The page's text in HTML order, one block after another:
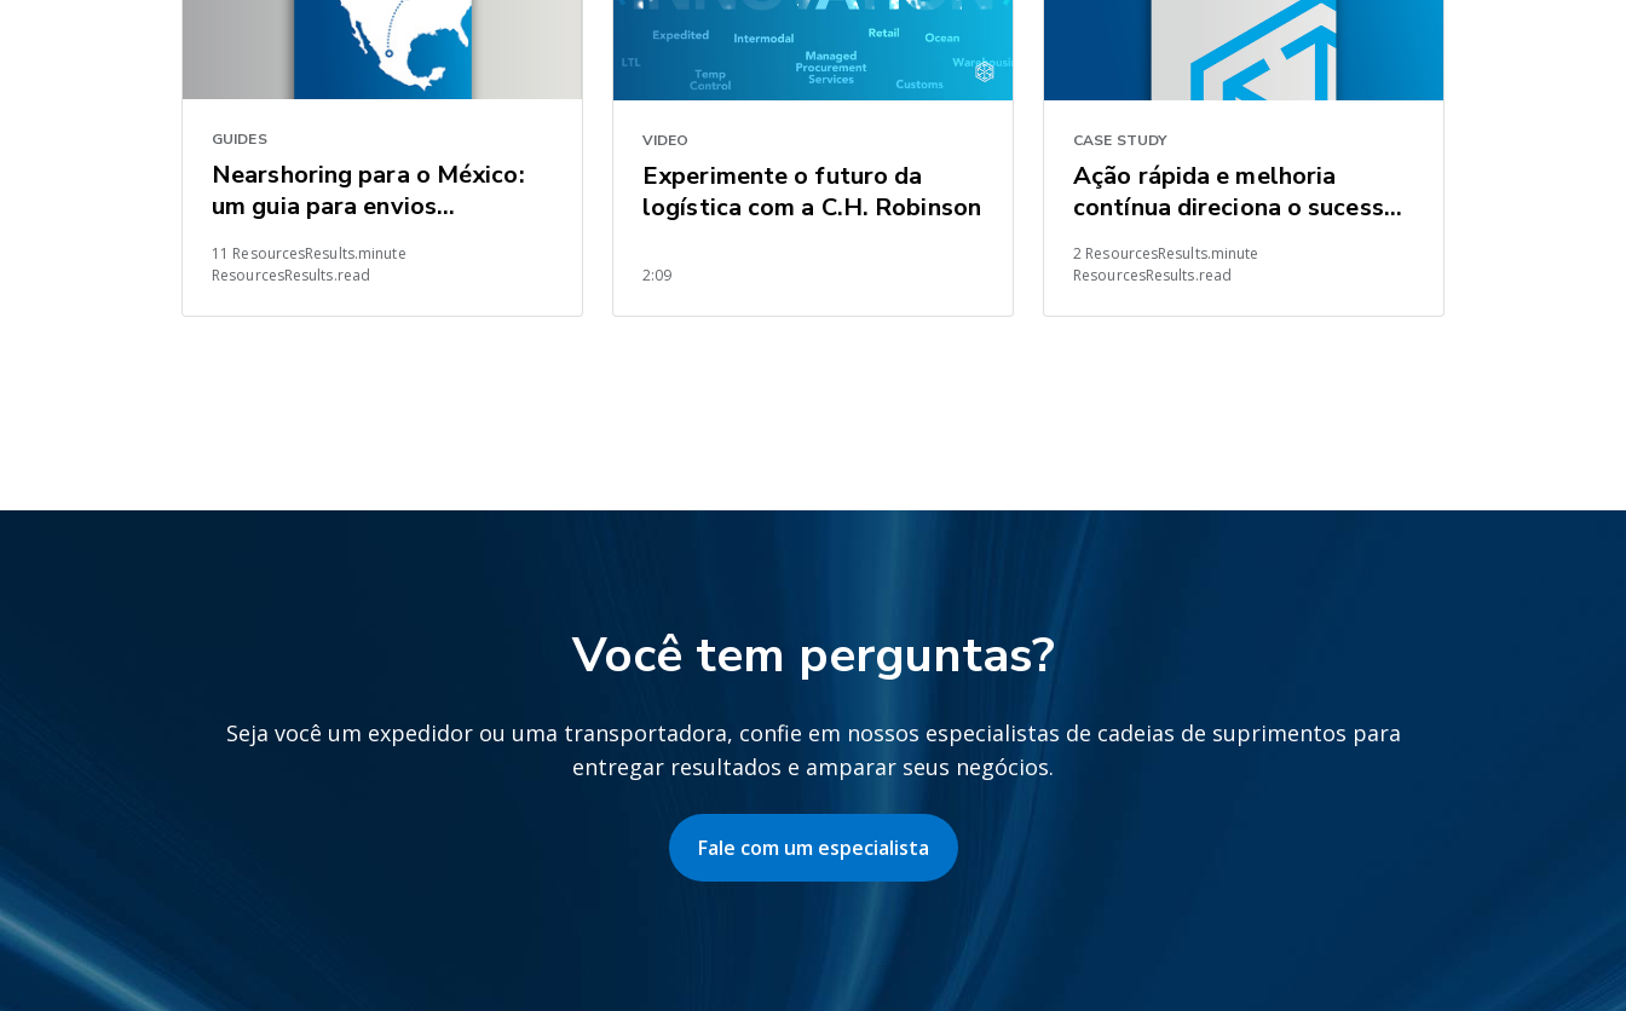
GUIDES
Nearshoring para o México:
um guia para envios
transfronteiriços para os
Estados Unidos
11 ResourcesResults.minute
ResourcesResults.read
VIDEO
Experimente o futuro da
logística com a C.H. Robinson
2:09
CASE STUDY
Ação rápida e melhoria
contínua direciona o sucesso
de longo prazo para
fornecedor automotivo de
2 ResourcesResults.minute
ResourcesResults.read
Você tem perguntas?
Seja você um expedidor ou uma transportadora, confie em nossos especialistas de cadeias de suprimentos para
entregar resultados e amparar seus negócios.
Fale com um especialista